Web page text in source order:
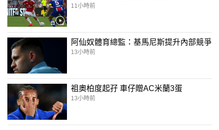
11小時前
阿仙奴體育總監：基馬尼斯提升內部競爭
13小時前
祖奧柏度起孖 車仔贈AC米蘭3蛋
13小時前